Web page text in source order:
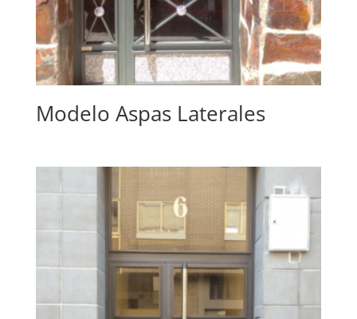
Modelo Aspas Laterales